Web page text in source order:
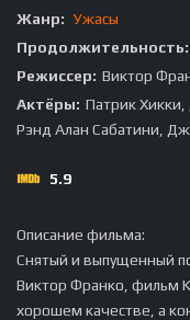
Жанр: Ужасы
Продолжительность:
Режиссер: Виктор
Актёры: Патрик
Рэнд Алан Сабатини,
5.9
Описание фильма:
Снятый и выпущенный
Виктор Франко, фильм
хорошем качестве, а